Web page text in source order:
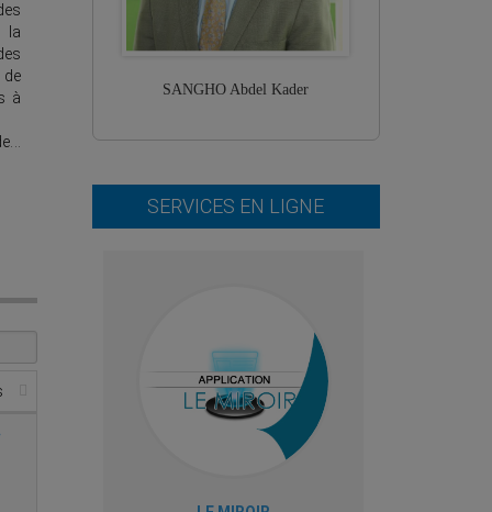
la
à
SANGHO Abdel Kader
SERVICES EN LIGNE